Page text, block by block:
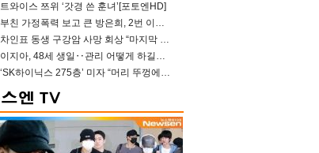
트와이스 쯔위 ‘갓경 쓴 훈녀’[포토엔HD]
부친 가정폭력 보고 큰 방은희, 2번 이혼 후 잠수→母 고독사에 자책(특종세상)[어제TV]
차인표 동생 구강암 사망 회상 “마지막 순간 동생 손 잡아준 신애라, 두고두고 고마워” (신애라이프)
이지아, 48세 생일‥관리 어떻게 하길래 놀라운 동안 미모
‘SK하이닉스 275층’ 미자 “머리 뚜껑에서 사, 주식만 안 해도 돈 버는 것”